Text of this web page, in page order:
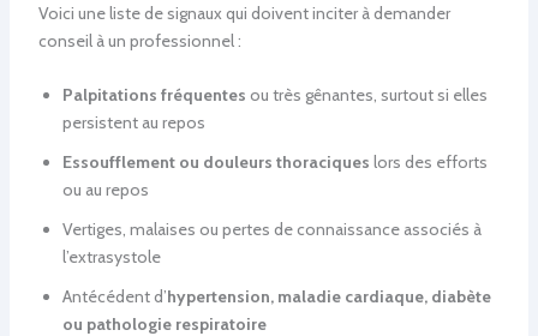
Voici une liste de signaux qui doivent inciter à demander
conseil à un professionnel :
Palpitations fréquentes ou très gênantes, surtout si elles
persistent au repos
Essoufflement ou douleurs thoraciques lors des efforts
ou au repos
Vertiges, malaises ou pertes de connaissance associés à
l’extrasystole
Antécédent d’hypertension, maladie cardiaque, diabète
ou pathologie respiratoire